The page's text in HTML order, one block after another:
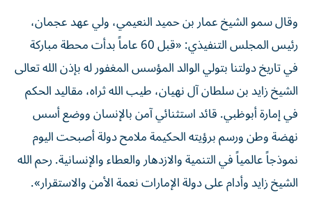
وقال سمو الشيخ عمار بن حميد النعيمي، ولي عهد عجمان،
رئيس المجلس التنفيذي: «قبل 60 عاماً بدأت محطة مباركة
في تاريخ دولتنا بتولي الوالد المؤسس المغفور له بإذن الله تعالى
الشيخ زايد بن سلطان آل نهيان، طيب الله ثراه، مقاليد الحكم
في إمارة أبوظبي. قائد استثنائي آمن بالإنسان ووضع أسس
نهضة وطن ورسم برؤيته الحكيمة ملامح دولة أصبحت اليوم
نموذجاً عالمياً في التنمية والازدهار والعطاء والإنسانية. رحم الله
الشيخ زايد وأدام على دولة الإمارات نعمة الأمن والاستقرار».